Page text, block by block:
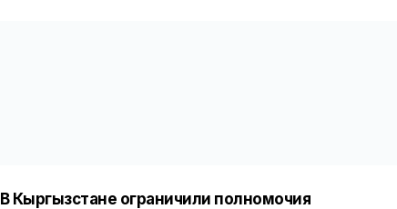
В Кыргызстане ограничили полномочия